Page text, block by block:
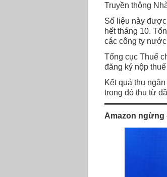
Truyền thông
Số liệu này
hết tháng 10.
các công ty
Tổng cục Thuế
đăng ký nộp
Kết quả thu
trong đó thu từ
Amazon ngừng